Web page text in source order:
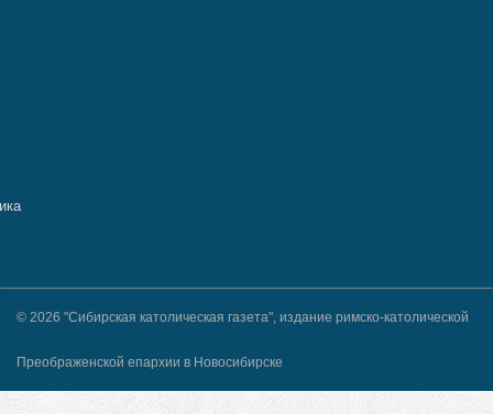
© 2026 "Сибирская католическая газета", издание римско-католической
Преображенской епархии в Новосибирске